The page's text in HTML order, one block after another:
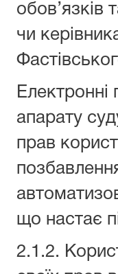
обов’язків
чи
Електронні
апарату
прав
що настає
2.1.2.